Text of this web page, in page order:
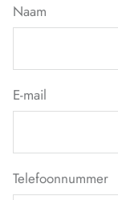
Naam
E-mail
Telefoonnummer